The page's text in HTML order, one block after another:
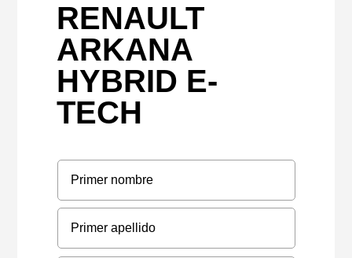
RENAULT
ARKANA
HYBRID E-
TECH